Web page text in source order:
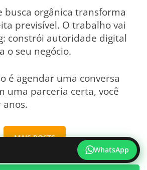
busca orgânica transforma
previsível. O trabalho vai
constrói autoridade digital
o seu negócio.
é agendar uma conversa
uma parceria certa, você
MAIS POSTS
WhatsApp